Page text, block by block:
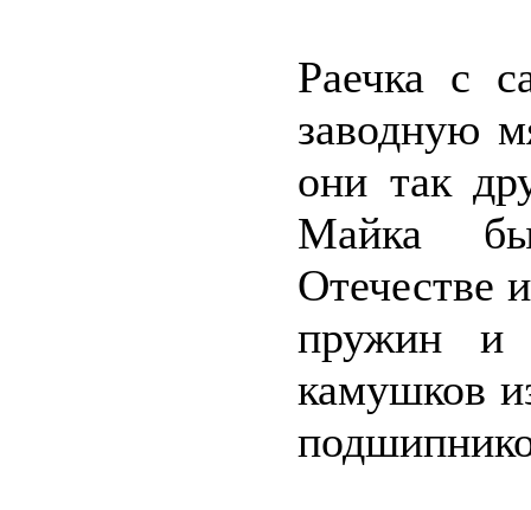
Раечка с
заводную
они так
Майка
Отечестве
пружин и
камушков